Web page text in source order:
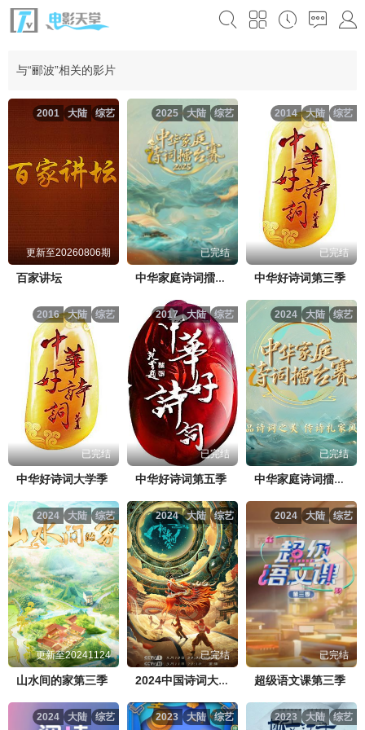
与“郦波”相关的影片
综艺
大陆
2001
更新至20260806期
百家讲坛
综艺
大陆
2025
已完结
中华家庭诗词擂台赛2025
综艺
大陆
2014
已完结
中华好诗词第三季
综艺
大陆
2016
已完结
中华好诗词大学季
综艺
大陆
2017
已完结
中华好诗词第五季
综艺
大陆
2024
已完结
中华家庭诗词擂台赛
综艺
大陆
2024
更新至20241124
山水间的家第三季
综艺
大陆
2024
已完结
2024中国诗词大会
综艺
大陆
2024
已完结
超级语文课第三季
综艺
大陆
2024 综艺
大陆
2023 综艺
大陆
2023